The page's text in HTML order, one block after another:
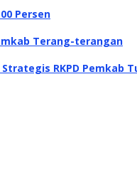
Persen
Terang-terangan
RKPD Pemkab